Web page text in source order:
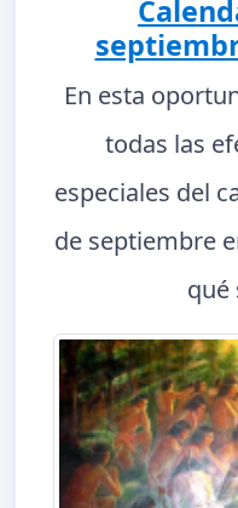
En esta
todas las
especiales del
de septiembre
qué